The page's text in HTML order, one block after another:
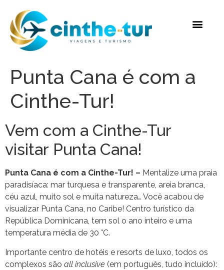
Punta Cana é com a
Cinthe-Tur!
Vem com a Cinthe-Tur
visitar Punta Cana!
Punta Cana é com a Cinthe-Tur! – Mentalize uma praia
paradisíaca: mar turquesa e transparente, areia branca,
céu azul, muito sol e muita natureza… Você acabou de
visualizar Punta Cana, no Caribe! Centro turístico da
República Dominicana, tem sol o ano inteiro e uma
temperatura média de 30 °C.
Importante centro de hotéis e resorts de luxo, todos os
complexos são all inclusive (em português, tudo incluído):